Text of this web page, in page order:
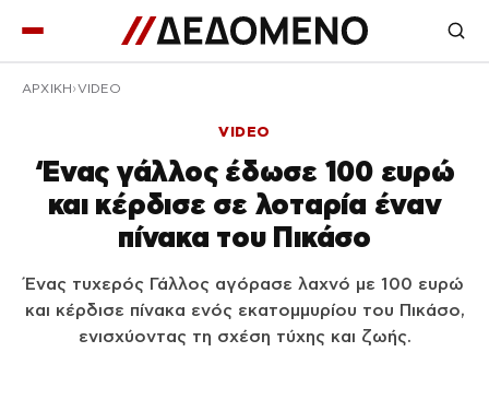
ΑΡΧΙΚΉ VIDEO
VIDEO
‘Ενας γάλλος έδωσε 100 ευρώ
και κέρδισε σε λοταρία έναν
πίνακα του Πικάσο
Ένας τυχερός Γάλλος αγόρασε λαχνό με 100 ευρώ
και κέρδισε πίνακα ενός εκατομμυρίου του Πικάσο,
ενισχύοντας τη σχέση τύχης και ζωής.